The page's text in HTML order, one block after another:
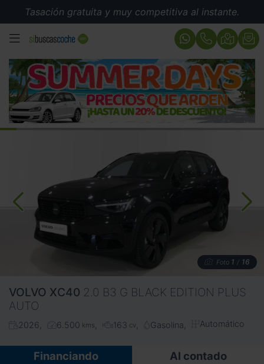
Tasación gratuita y muy competitiva al instante.
MENÚ
Foto 1 / 16
VOLVO XC40 2.0 B3 G BLACK EDITION PLUS
AUTO
2026 6.500 kms 163 cv Gasolina Automático
Financiando Al contado